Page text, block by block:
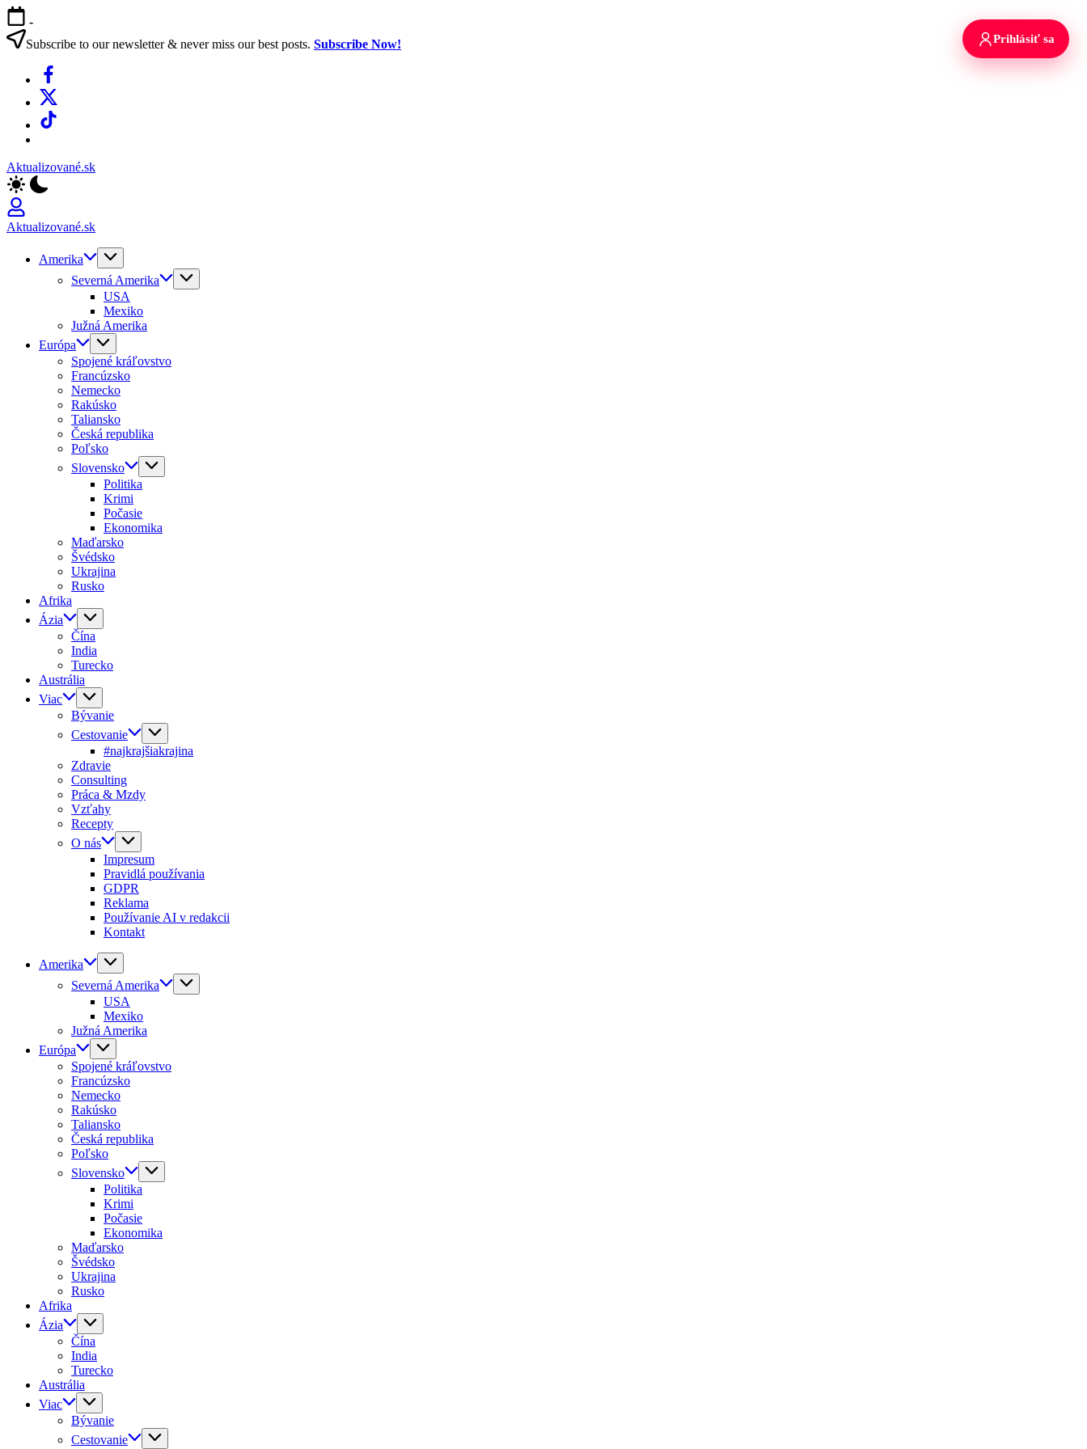
Skip
to
content
-
Subscribe to our newsletter & never miss our best posts. Subscribe Now!
Facebook
X
TikTok
Aktualizované.sk
Aktualizované.sk
Amerika
Severná Amerika
USA
Mexiko
Južná Amerika
Európa
Spojené kráľovstvo
Francúzsko
Nemecko
Rakúsko
Taliansko
Česká republika
Poľsko
Slovensko
Politika
Krimi
Počasie
Ekonomika
Maďarsko
Švédsko
Ukrajina
Rusko
Afrika
Ázia
Čína
India
Turecko
Austrália
Viac
Bývanie
Cestovanie
#najkrajšiakrajina
Zdravie
Consulting
Práca & Mzdy
Vzťahy
Recepty
O nás
Impresum
Pravidlá používania
GDPR
Reklama
Používanie AI v redakcii
Kontakt
Amerika
Severná Amerika
USA
Mexiko
Južná Amerika
Európa
Spojené kráľovstvo
Francúzsko
Nemecko
Rakúsko
Taliansko
Česká republika
Poľsko
Slovensko
Politika
Krimi
Počasie
Ekonomika
Maďarsko
Švédsko
Ukrajina
Rusko
Afrika
Ázia
Čína
India
Turecko
Austrália
Viac
Bývanie
Cestovanie
Prihlásiť sa